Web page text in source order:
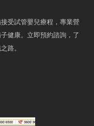
受試管嬰兒療程，專業營
健康。立即預約諮詢，了
路。